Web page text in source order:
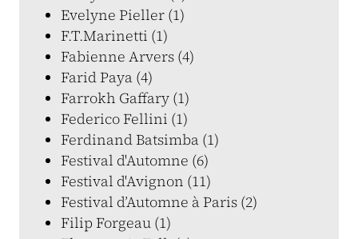
Evelyne Pieller (1)
F.T.Marinetti (1)
Fabienne Arvers (4)
Farid Paya (4)
Farrokh Gaffary (1)
Federico Fellini (1)
Ferdinand Batsimba (1)
Festival d'Automne (6)
Festival d'Avignon (11)
Festival d’Automne à Paris (2)
Filip Forgeau (1)